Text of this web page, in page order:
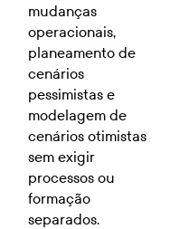
mudanças
operacionais,
planeamento de
cenários
pessimistas e
modelagem de
cenários otimistas
sem exigir
processos ou
formação
separados.